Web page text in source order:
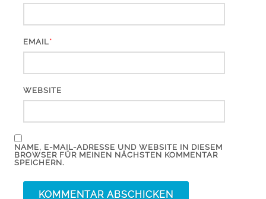
EMAIL*
WEBSITE
NAME, E-MAIL-ADRESSE UND WEBSITE IN DIESEM
BROWSER FÜR MEINEN NÄCHSTEN KOMMENTAR
SPEICHERN.